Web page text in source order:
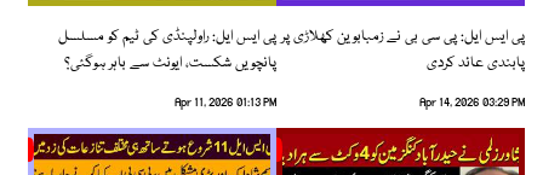
پی ایس ایل: پی سی بی نے زمبابوین کھلاڑی پر
پابندی عائد کردی
Apr 14, 2026 03:29 PM
پی ایس ایل: راولپنڈی کی ٹیم کو مسلسل
پانچویں شکست، ایونٹ سے باہر ہوگئی؟
Apr 11, 2026 01:13 PM